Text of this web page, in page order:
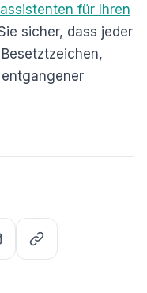
für Ihren
sicher, dass jeder